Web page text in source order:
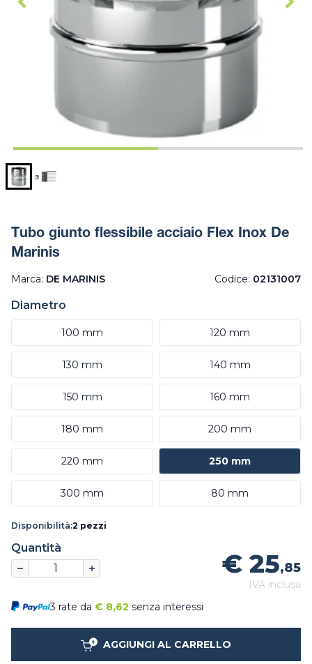
Tubo giunto flessibile acciaio Flex Inox De
Marinis
Marca: DE MARINIS Codice: 02131007
Diametro
100 mm 120 mm
130 mm 140 mm
150 mm 160 mm
180 mm 200 mm
220 mm 250 mm
300 mm 80 mm
Disponibilità:2 pezzi
Quantità
€ 25,85
IVA inclusa
3 rate da € 8,62 senza interessi
AGGIUNGI AL CARRELLO